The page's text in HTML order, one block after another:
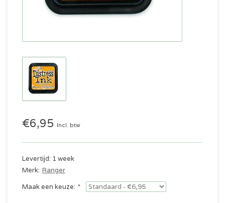
€6,95 Incl. btw
Levertijd: 1 week
Merk: Ranger
Maak een keuze: *